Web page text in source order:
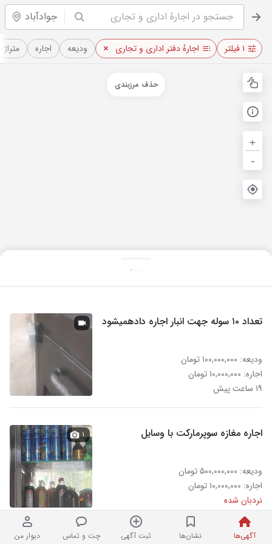
جوادآباد
آگهی‌ها نشان‌ها ثبت آگهی چت و تماس دیوار من
۱ فیلتر اجارهٔ دفتر اداری و تجاری ودیعه اجاره متراژ
+
-
حذف مرزبندی
تعداد ۱۰ سوله جهت انبار اجاره دادهمیشود
ودیعه: ۱۰۰,۰۰۰,۰۰۰ تومان
اجاره: ۱۰,۰۰۰,۰۰۰ تومان
۱۹ ساعت پیش
اجاره مغازه سوپرمارکت با وسایل
ودیعه: ۵۰۰,۰۰۰,۰۰۰ تومان
اجاره: ۱۰,۰۰۰,۰۰۰ تومان
نردبان شده
۱